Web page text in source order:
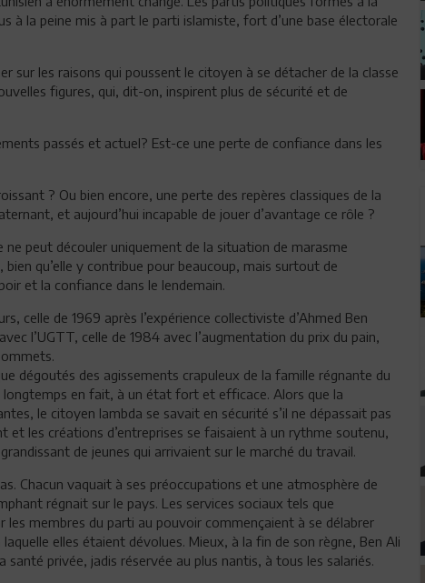
à la peine mis à part le parti islamiste, fort d’une base électorale
sur les raisons qui poussent le citoyen à se détacher de la classe
figures, qui, dit-on, inspirent plus de sécurité et de
passés et actuel? Est-ce une perte de confiance dans les
? Ou bien encore, une perte des repères classiques de la
et aujourd’hui incapable de jouer d’avantage ce rôle ?
ne peut découler uniquement de la situation de marasme
qu’elle y contribue pour beaucoup, mais surtout de
et la confiance dans le lendemain.
celle de 1969 après l’expérience collectiviste d’Ahmed Ben
l’UGTT, celle de 1984 avec l’augmentation du prix du pain,
dégoutés des agissements crapuleux de la famille régnante du
longtemps en fait, à un état fort et efficace. Alors que la
le citoyen lambda se savait en sécurité s’il ne dépassait pas
et les créations d’entreprises se faisaient à un rythme soutenu,
de jeunes qui arrivaient sur le marché du travail.
Chacun vaquait à ses préoccupations et une atmosphère de
régnait sur le pays. Les services sociaux tels que
les membres du parti au pouvoir commençaient à se délabrer
elles étaient dévolues. Mieux, à la fin de son règne, Ben Ali
santé privée, jadis réservée au plus nantis, à tous les salariés.